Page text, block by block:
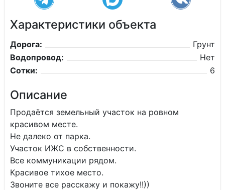
Характеристики объекта
Дорога:
Грунт
Водопровод:
Нет
Сотки:
6
Описание
Продаётся земельный участок на ровном
красивом месте.
Не далеко от парка.
Участок ИЖС в собственности.
Все коммуникации рядом.
Красивое тихое место.
Звоните все расскажу и покажу!!))